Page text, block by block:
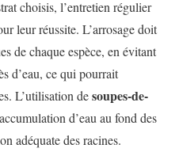
choisis, l’entretien régulier
leur réussite. L’arrosage doit
de chaque espèce, en évitant
d’eau, ce qui pourrait
L’utilisation desoupes-de-
d’eau au fond des
adéquate des racines.